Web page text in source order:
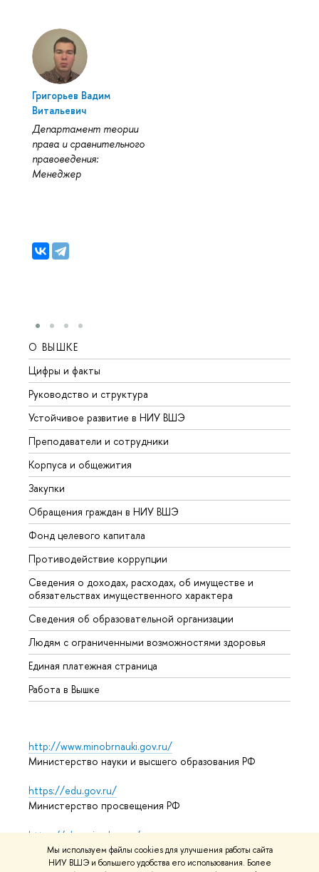
Мы используем файлы cookies для улучшения работы сайта
НИУ ВШЭ и большего удобства его использования. Более
Григорьев Вадим
Витальевич
Департамент теории
права и сравнительного
правоведения:
Менеджер
О ВЫШКЕ
Цифры и факты
Руководство и структура
Устойчивое развитие в НИУ ВШЭ
Преподаватели и сотрудники
Корпуса и общежития
Закупки
Обращения граждан в НИУ ВШЭ
Фонд целевого капитала
Противодействие коррупции
Сведения о доходах, расходах, об имуществе и
обязательствах имущественного характера
Сведения об образовательной организации
Людям с ограниченными возможностями здоровья
Единая платежная страница
Работа в Вышке
http://www.minobrnauki.gov.ru/
Министерство науки и высшего образования РФ
https://edu.gov.ru/
Министерство просвещения РФ
https://elearning.hse.ru/mooc
Массовые открытые онлайн-курсы